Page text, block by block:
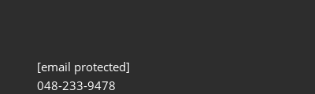
[email protected]
048-233-9478